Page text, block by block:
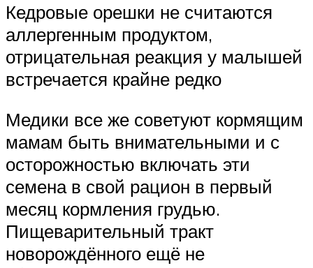
Кедровые орешки не считаются
аллергенным продуктом,
отрицательная реакция у малышей
встречается крайне редко
Медики все же советуют кормящим
мамам быть внимательными и с
осторожностью включать эти
семена в свой рацион в первый
месяц кормления грудью.
Пищеварительный тракт
новорождённого ещё не